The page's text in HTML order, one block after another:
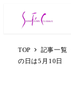
TOP 記事一覧
の日は5月10日